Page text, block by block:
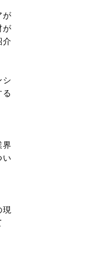
が
が
介
界
い
現